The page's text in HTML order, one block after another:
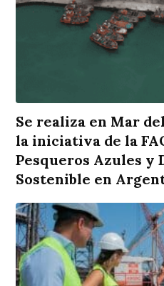
Se realiza en Mar
la iniciativa de la
Pesqueros Azules y
Sostenible en